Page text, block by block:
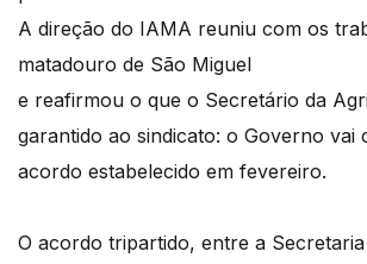
A direção do IAMA reuniu com os
matadouro de São Miguel
e reafirmou o que o Secretário da
garantido ao sindicato: o Governo vai
acordo estabelecido em fevereiro.
O acordo tripartido, entre a